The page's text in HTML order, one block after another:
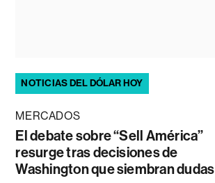
NOTICIAS DEL DÓLAR HOY
MERCADOS
El debate sobre “Sell América”
resurge tras decisiones de
Washington que siembran dudas